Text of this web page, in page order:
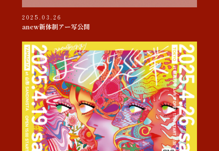
2025.03.26
anew新体制アー写公開